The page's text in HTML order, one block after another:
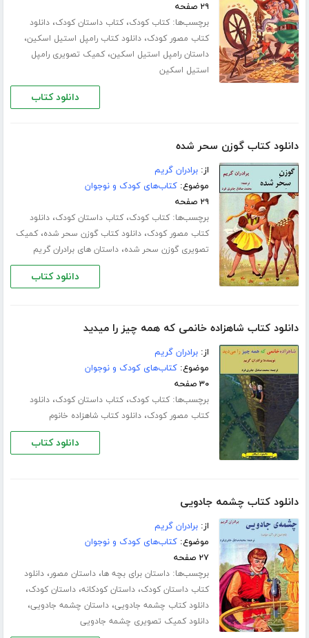
۲۹ صفحه
برچسب‌ها:کتاب کودک،کتاب داستان کودک،دانلود
کتاب مصور کودک،دانلود کتاب رامپل استیل اسکین،
داستان رامپل استیل اسکین،کمیک تصویری رامپل
استیل اسکین
دانلود کتاب
دانلود کتاب گوزن سحر شده
از:برادران گریم
موضوع:کتاب‌های کودک و نوجوان
۲۹ صفحه
برچسب‌ها:کتاب کودک،کتاب داستان کودک،دانلود
کتاب مصور کودک،دانلود کتاب گوزن سحر شده،کمیک
تصویری گوزن سحر شده،داستان های برادران گریم
دانلود کتاب
دانلود کتاب شاهزاده خانمی که همه چیز را میدید
از:برادران گریم
موضوع:کتاب‌های کودک و نوجوان
۳۰ صفحه
برچسب‌ها:کتاب کودک،کتاب داستان کودک،دانلود
کتاب مصور کودک،دانلود کتاب شاهزاده خانوم
دانلود کتاب
دانلود کتاب چشمه جادویی
از:برادران گریم
موضوع:کتاب‌های کودک و نوجوان
۲۷ صفحه
برچسب‌ها:داستان برای بچه ها،داستان مصور،دانلود
کتاب داستان کودک،داستان کودکانه،داستان کودک،
دانلود کتاب چشمه جادویی،داستان چشمه جادویی،
دانلود کمیک تصویری چشمه جادویی